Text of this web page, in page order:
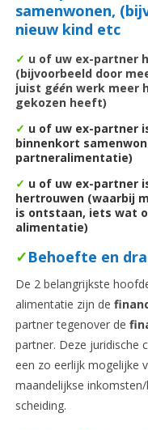
samenwonen,
nieuw kind etc
✓ u of uw ex-partner
(bijvoorbeeld door
juist géén werk meer
gekozen heeft)
✓ u of uw ex-partner
binnenkort
partneralimentatie)
✓ u of uw ex-partner
hertrouwen (waarbij
is ontstaan, iets wat
alimentatie)
✓Behoefte en
De 2 belangrijkste
alimentatie zijn de
partner tegenover de
partner. Deze juridische
een zo eerlijk mogelijke
maandelijkse
scheiding.